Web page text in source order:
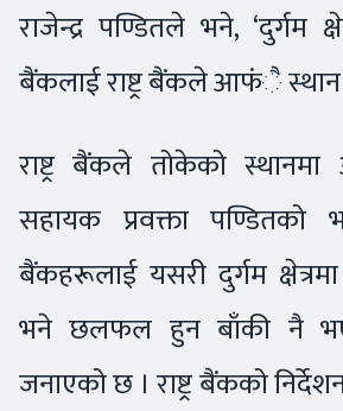
राजेन्द्र पण्डितले भने, ‘दुर्गम
बैंकलाई राष्ट्र बैंकले आफंै स्थान
राष्ट्र बैंकले तोकेको स्थानमा
सहायक प्रवक्ता
बैंकहरूलाई यसरी दुर्गम
भने छलफल हुन बाँकी नै
जनाएको छ । राष्ट्र बैंकको